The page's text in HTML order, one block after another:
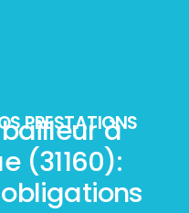
PRESTATIONS
à
(31160):